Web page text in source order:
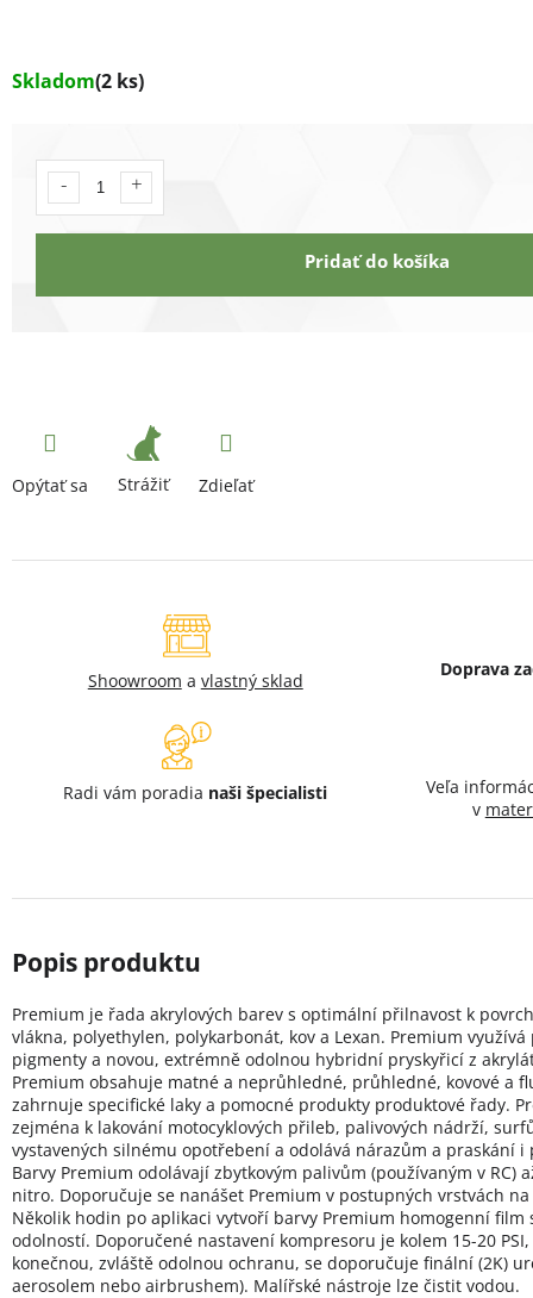
Skladom(2 ks)
Pridať do košíka
Opýtať sa Strážiť Zdieľať
Shoowroom a vlastný sklad
Doprava
Radi vám poradia naši špecialisti
Veľa
v
Premium je řada akrylových barev s optimální přilnavost k
vlákna, polyethylen, polykarbonát, kov a Lexan. Premium
pigmenty a novou, extrémně odolnou hybridní pryskyřicí z
Premium obsahuje matné a neprůhledné, průhledné, kovové a
zahrnuje specifické laky a pomocné produkty produktové řady.
zejména k lakování motocyklových přileb, palivových nádrží,
vystavených silnému opotřebení a odolává nárazům a praskání
Barvy Premium odolávají zbytkovým palivům (používaným v RC)
nitro. Doporučuje se nanášet Premium v postupných vrstvách
Několik hodin po aplikaci vytvoří barvy Premium homogenní
odolností. Doporučené nastavení kompresoru je kolem 15-20 PSI,
konečnou, zvláště odolnou ochranu, se doporučuje finální (2K)
aerosolem nebo airbrushem). Malířské nástroje lze čistit vodou.